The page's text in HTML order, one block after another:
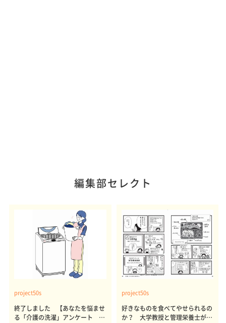
編集部セレクト
project50s
終了しました 【あなたを悩ませ
る「介護の洗濯」アンケート 体
project50s
好きなものを食べてやせられるの
か？ 大学教授と管理栄養士が出